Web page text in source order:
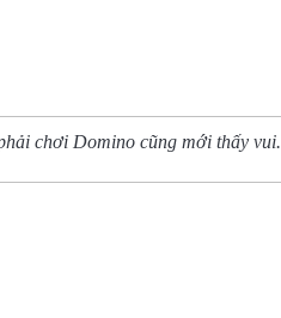
chơi Domino cũng mới thấy vui.